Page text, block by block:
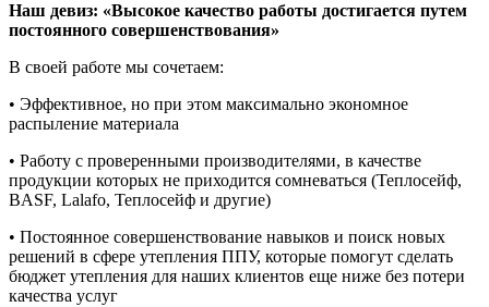
Наш девиз: «Высокое качество работы достигается путем
постоянного совершенствования»
В своей работе мы сочетаем:
• Эффективное, но при этом максимально экономное
распыление материала
• Работу с проверенными производителями, в качестве
продукции которых не приходится сомневаться (Теплосейф,
BASF, Lalafo, Теплосейф и другие)
• Постоянное совершенствование навыков и поиск новых
решений в сфере утепления ППУ, которые помогут сделать
бюджет утепления для наших клиентов еще ниже без потери
качества услуг